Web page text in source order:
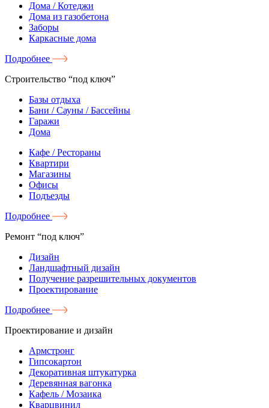
Дома / Котеджи
Дома из газобетона
Заборы
Каркасные дома
Подробнее
Строительство “под ключ”
Базы отдыха
Бани / Сауны / Бассейны
Гаражи
Дома
Кафе / Рестораны
Квартири
Магазины
Офисы
Подъезды
Подробнее
Ремонт “под ключ”
Дизайн
Ландшафтный дизайн
Получение разрешительных документов
Проектирование
Подробнее
Проектирование и дизайн
Армстронг
Гипсокартон
Декоративная штукатурка
Деревянная вагонка
Кафель / Мозаика
Кварцвинил